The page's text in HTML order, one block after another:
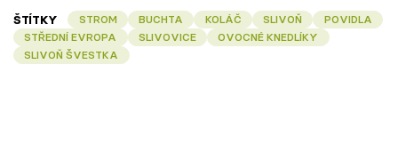
ŠTÍTKY STROM BUCHTA KOLÁČ SLIVOŇ
POVIDLA
STŘEDNÍ EVROPA
SLIVOVICE
OVOCNÉ KNEDLÍKY
SLIVOŇ ŠVESTKA